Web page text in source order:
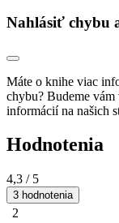
Nahlásiť chybu
Máte o knihe viac
chybu? Budeme
informácií na našich
Hodnotenia
4,3 / 5
3 hodnotenia
2